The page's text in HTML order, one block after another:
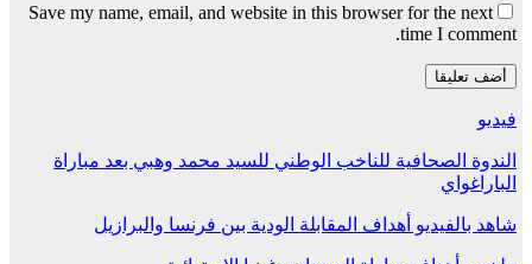
Save my name, email, and website in this browser for the next
time I comment.
فيديو
الندوة الصحافية للناخب الوطني للسيد محمد وهبي بعد مباراة
الباراغواي
شاهد بالفيديو أهداف المقابلة الودية بين فرنسا والبرازيل